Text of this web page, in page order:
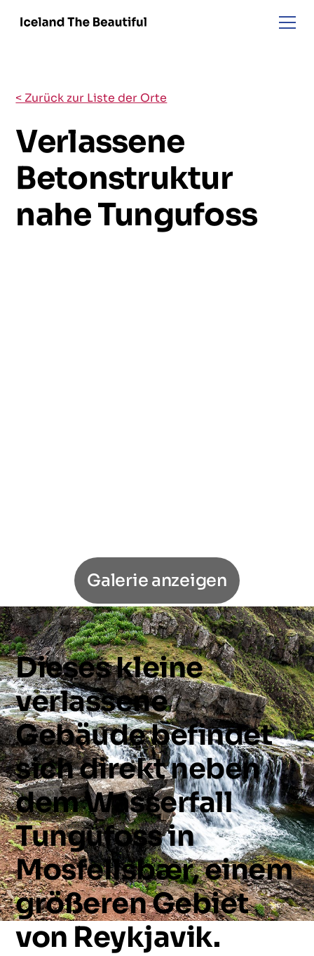
< Zurück zur Liste der Orte
Verlassene
Betonstruktur
nahe Tungufoss
Galerie anzeigen
Dieseskleine
verlassene
Gebäudebefindet
sichdirektneben
demWasserfall
Tungufossin
Mosfellsbær,einem
größerenGebiet
von Reykjavik.